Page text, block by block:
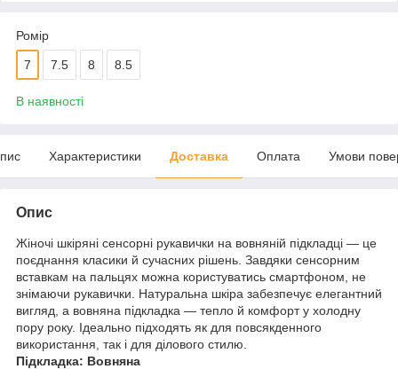
Ромір
7 7.5 8 8.5
В наявності
Характеристики Доставка Оплата Умови
Опис
Жіночі шкіряні сенсорні рукавички на вовняній підкладці — це
поєднання класики й сучасних рішень. Завдяки сенсорним
вставкам на пальцях можна користуватись смартфоном, не
знімаючи рукавички. Натуральна шкіра забезпечує елегантний
вигляд, а вовняна підкладка — тепло й комфорт у холодну
пору року. Ідеально підходять як для повсякденного
використання, так і для ділового стилю.
Підкладка: Вовняна